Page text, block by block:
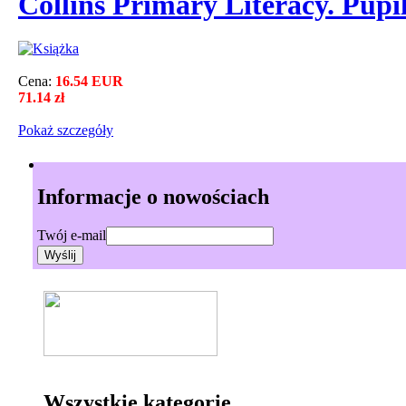
Cena: 16.54 EUR
71.14 zł
Pokaż szczegόły
Informacje o nowościach
Twój e-mail